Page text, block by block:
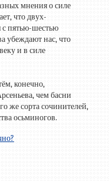
мнения о силе
что двух-
с пятью-шестью
убеждают нас, что
и в силе
конечно,
чем басни
же сорта сочинителей,
осьминогов.